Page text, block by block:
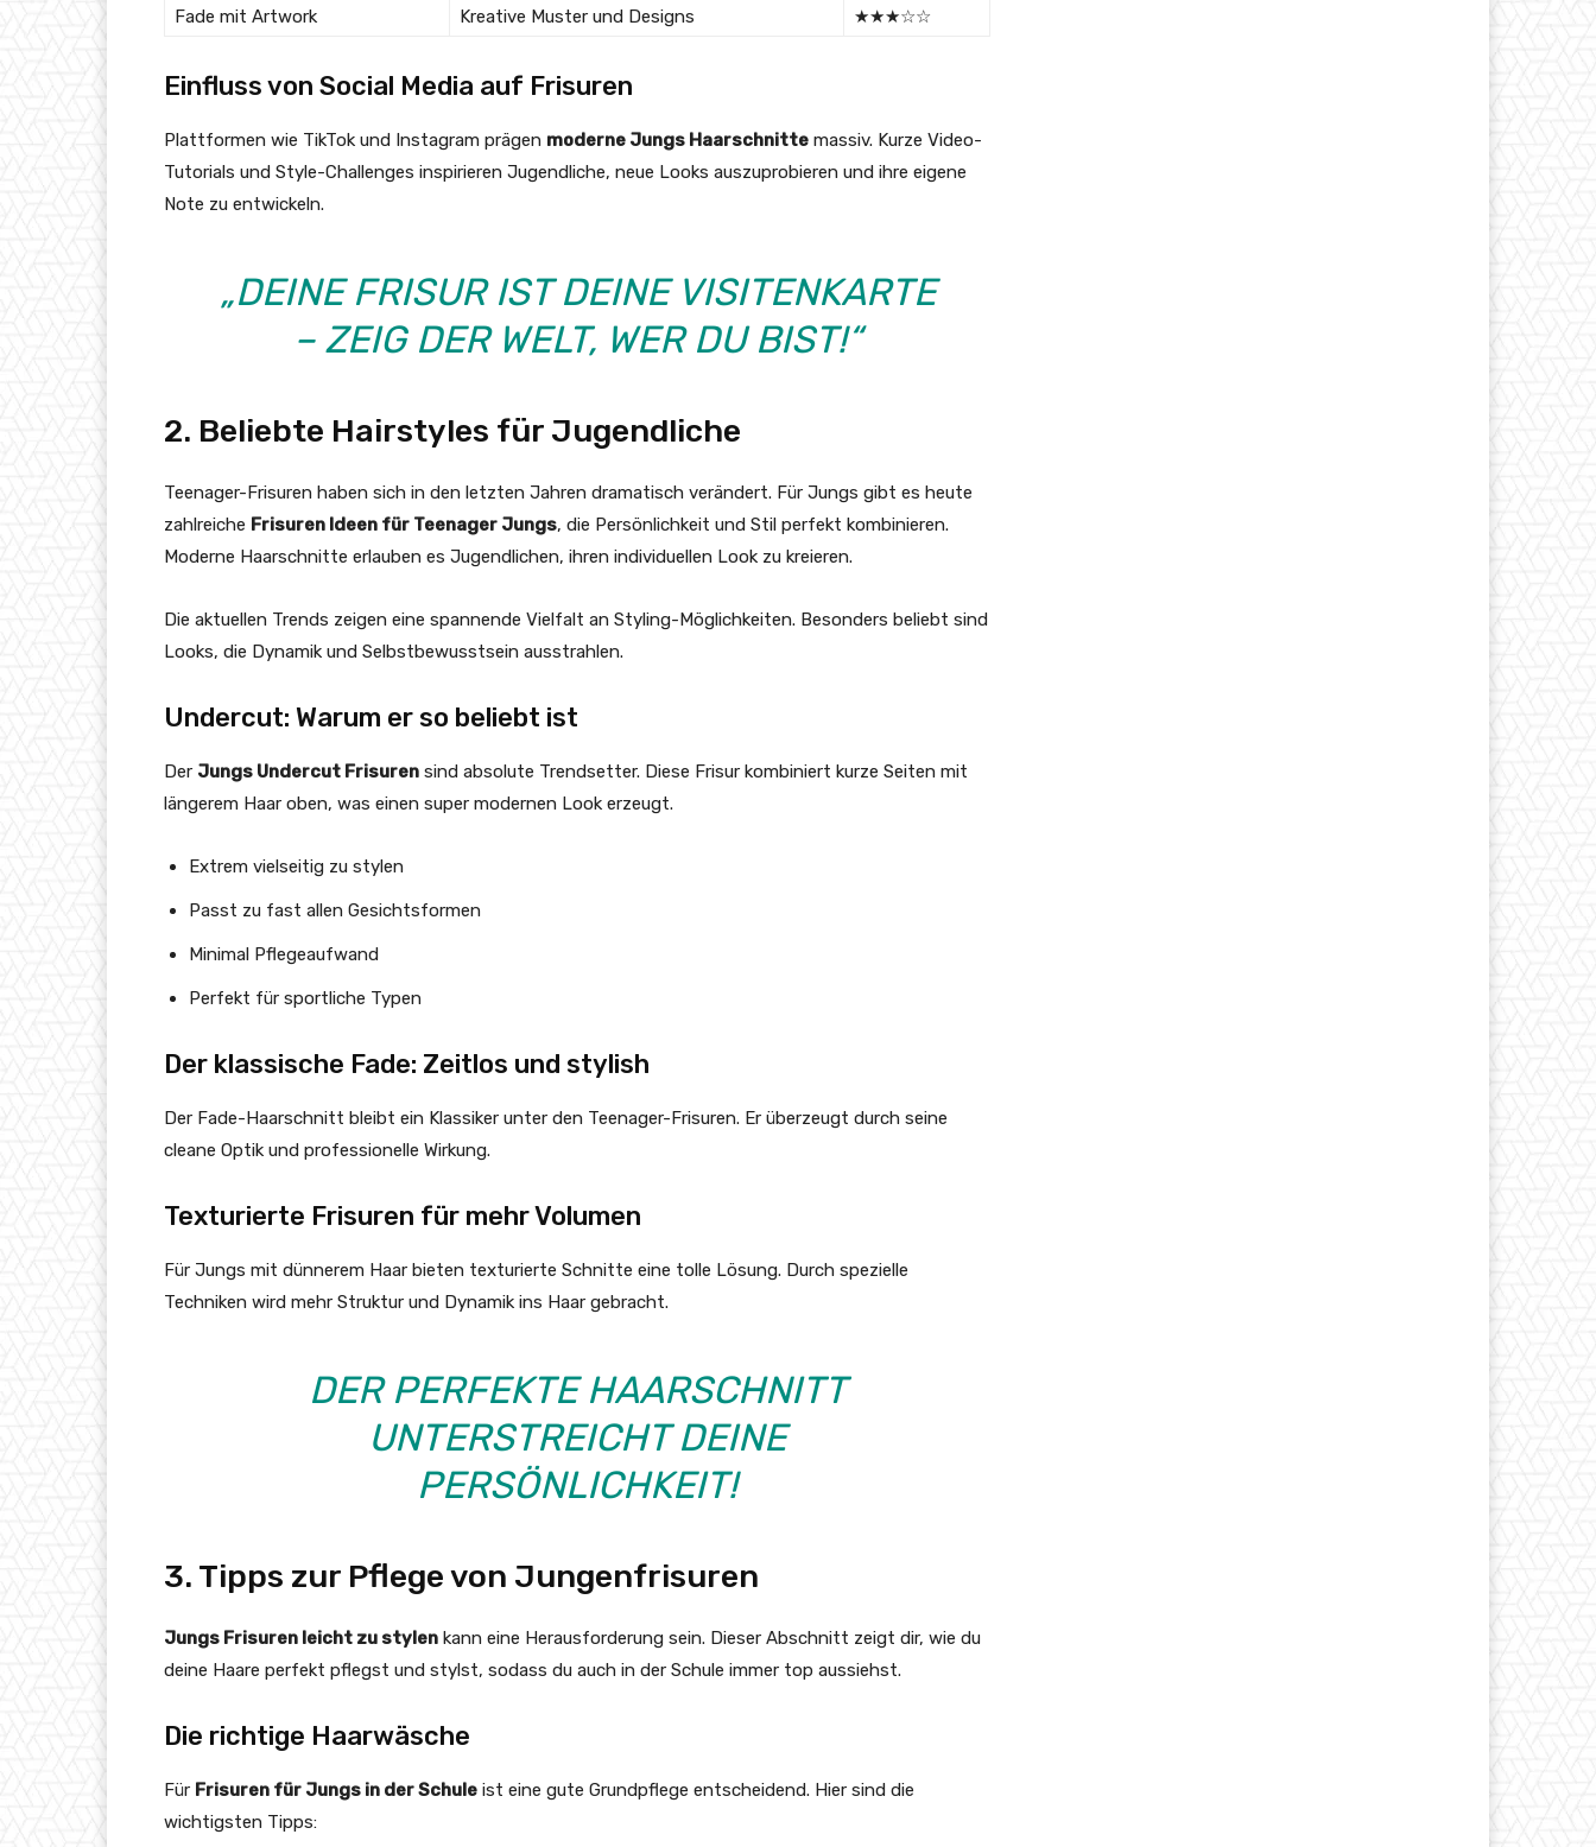
Fade mit Artwork
Kreative Muster und Designs ★★★☆☆
Einfluss von Social Media auf Frisuren
Plattformen wie TikTok und Instagram prägen moderne Jungs Haarschnitte massiv. Kurze Video-
Tutorials und Style-Challenges inspirieren Jugendliche, neue Looks auszuprobieren und ihre eigene
Note zu entwickeln.
„DEINE FRISUR IST DEINE VISITENKARTE
– ZEIG DER WELT, WER DU BIST!“
2. Beliebte Hairstyles für Jugendliche
Teenager-Frisuren haben sich in den letzten Jahren dramatisch verändert. Für Jungs gibt es heute
zahlreiche Frisuren Ideen für Teenager Jungs, die Persönlichkeit und Stil perfekt kombinieren.
Moderne Haarschnitte erlauben es Jugendlichen, ihren individuellen Look zu kreieren.
Die aktuellen Trends zeigen eine spannende Vielfalt an Styling-Möglichkeiten. Besonders beliebt sind
Looks, die Dynamik und Selbstbewusstsein ausstrahlen.
Undercut: Warum er so beliebt ist
Der Jungs Undercut Frisuren sind absolute Trendsetter. Diese Frisur kombiniert kurze Seiten mit
längerem Haar oben, was einen super modernen Look erzeugt.
Extrem vielseitig zu stylen
Passt zu fast allen Gesichtsformen
Minimal Pflegeaufwand
Perfekt für sportliche Typen
Der klassische Fade: Zeitlos und stylish
Der Fade-Haarschnitt bleibt ein Klassiker unter den Teenager-Frisuren. Er überzeugt durch seine
cleane Optik und professionelle Wirkung.
Texturierte Frisuren für mehr Volumen
Für Jungs mit dünnerem Haar bieten texturierte Schnitte eine tolle Lösung. Durch spezielle
Techniken wird mehr Struktur und Dynamik ins Haar gebracht.
DER PERFEKTE HAARSCHNITT
UNTERSTREICHT DEINE
PERSÖNLICHKEIT!
3. Tipps zur Pflege von Jungenfrisuren
Jungs Frisuren leicht zu stylen kann eine Herausforderung sein. Dieser Abschnitt zeigt dir, wie du
deine Haare perfekt pflegst und stylst, sodass du auch in der Schule immer top aussiehst.
Die richtige Haarwäsche
Für Frisuren für Jungs in der Schule ist eine gute Grundpflege entscheidend. Hier sind die
wichtigsten Tipps: